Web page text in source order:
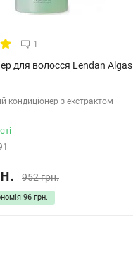
1
для волосся Lendan Algas
кондиціонер з екстрактом
952 грн.
96 грн.